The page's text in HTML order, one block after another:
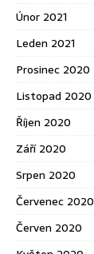
Únor 2021
Leden 2021
Prosinec 2020
Listopad 2020
Říjen 2020
Září 2020
Srpen 2020
Červenec 2020
Červen 2020